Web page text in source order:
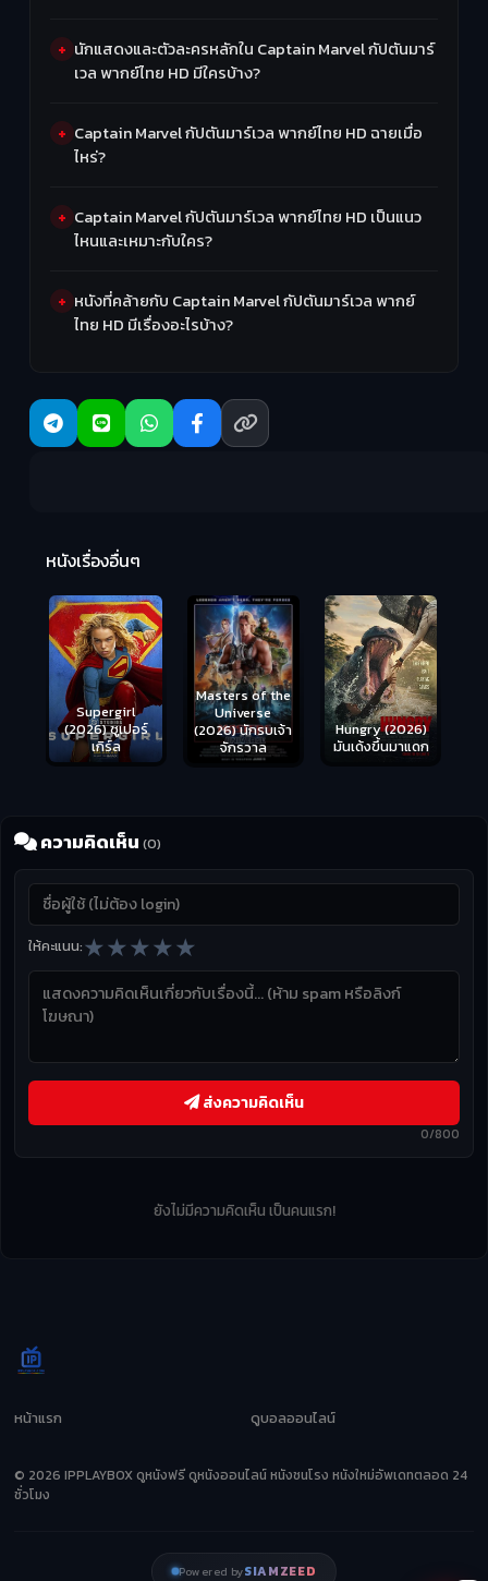
นักแสดงและตัวละครหลักใน Captain Marvel กัปตันมาร์
เวล พากย์ไทย HD มีใครบ้าง?
Captain Marvel กัปตันมาร์เวล พากย์ไทย HD ฉายเมื่อ
ไหร่?
Captain Marvel กัปตันมาร์เวล พากย์ไทย HD เป็นแนว
ไหนและเหมาะกับใคร?
หนังที่คล้ายกับ Captain Marvel กัปตันมาร์เวล พากย์
ไทย HD มีเรื่องอะไรบ้าง?
หนังเรื่องอื่นๆ
Supergirl
(2026) ซูเปอร์
เกิร์ล
Masters of the
Universe
(2026) นักรบเจ้า
จักรวาล
Hungry (2026)
มันเด้งขึ้นมาแดก
ความคิดเห็น (0)
ให้คะแนน:★★★★★
0/800
ส่งความคิดเห็น
ยังไม่มีความคิดเห็น เป็นคนแรก!
หน้าแรก ดูบอลออนไลน์
© 2026 IPPLAYBOX ดูหนังฟรี ดูหนังออนไลน์ หนังชนโรง หนังใหม่อัพเดทตลอด 24
ชั่วโมง
Powered bySIAMZEED